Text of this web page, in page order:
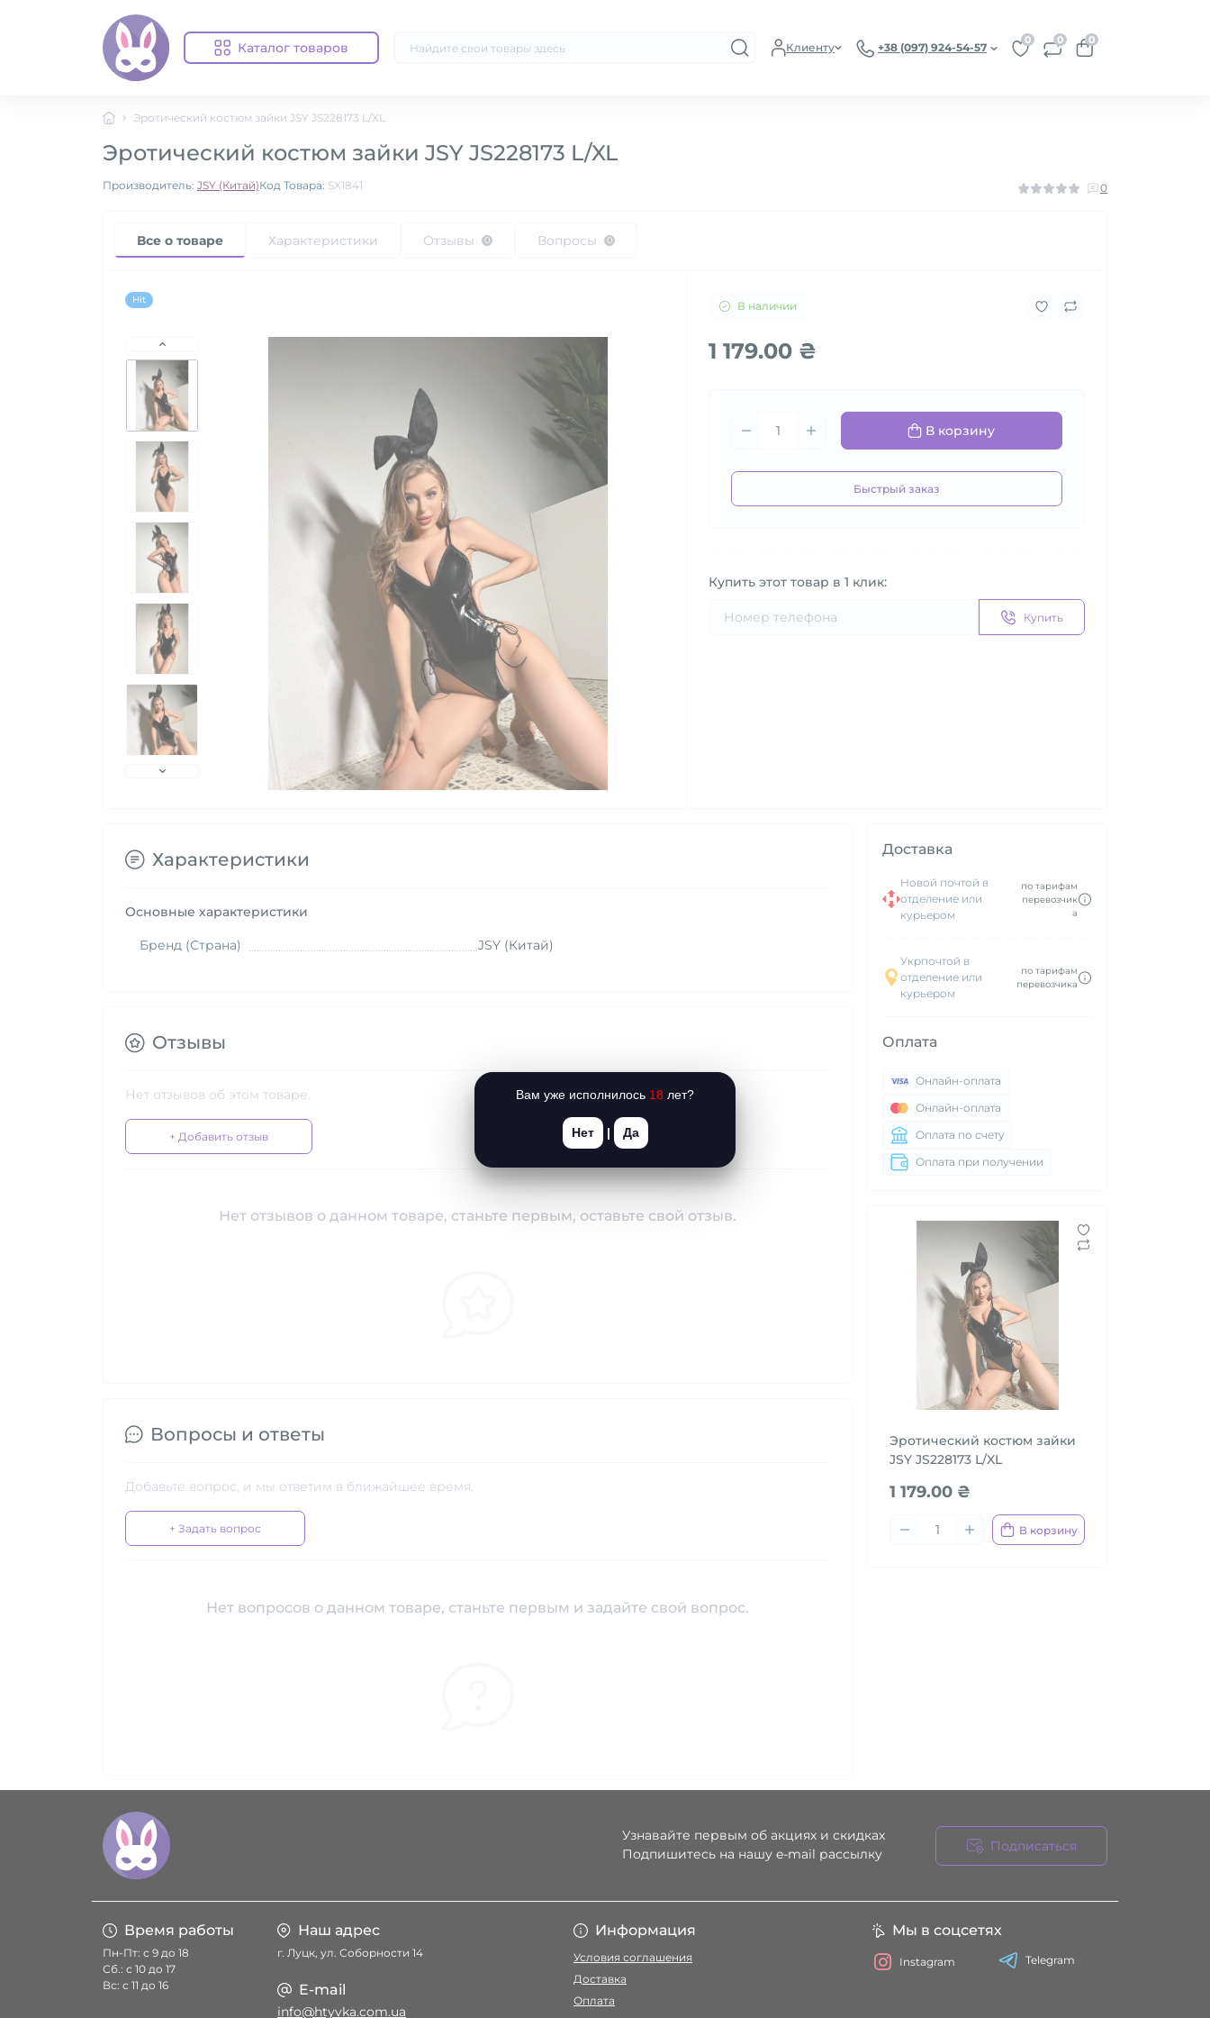
Каталог товаров Клиенту +38 (097) 924-54-57
0 0 0
Эротический костюм зайки JSY JS228173 L/XL
Эротический костюм зайки JSY JS228173 L/XL
Производитель: JSY (Китай)Код Товара: SX1841 0
Все о товаре Характеристики Отзывы 0 Вопросы 0
Hit В наличии
1 179.00 ₴
В корзину
Быстрый заказ
Купить этот товар в 1 клик:
Купить
Доставка
Новой почтой в
отделение или
курьером
по тарифам
перевозчик
а
Укрпочтой в
отделение или
курьером
по тарифам
перевозчика
Оплата
Онлайн-оплата
Онлайн-оплата
Оплата по счету
Оплата при получении
Эротический костюм зайки
JSY JS228173 L/XL
1 179.00 ₴
В корзину
Характеристики
Основные характеристики
Бренд (Страна) JSY (Китай)
Отзывы
Нет отзывов об этом товаре.
+ Добавить отзыв
Нет отзывов о данном товаре, станьте первым, оставьте свой отзыв.
Вопросы и ответы
Добавьте вопрос, и мы ответим в ближайшее время.
+ Задать вопрос
Нет вопросов о данном товаре, станьте первым и задайте свой вопрос.
Узнавайте первым об акциях и скидках
Подпишитесь на нашу e-mail рассылку
Подписаться
Время работы
Пн-Пт: с 9 до 18
Сб.: с 10 до 17
Вс: с 11 до 16
Наш адрес
г. Луцк, ул. Соборности 14
E-mail
info@htyvka.com.ua
Информация
Условия соглашения
Доставка
Оплата
Мы в соцсетях
Instagram Telegram
Вам уже исполнилось 18 лет?
Нет | Да